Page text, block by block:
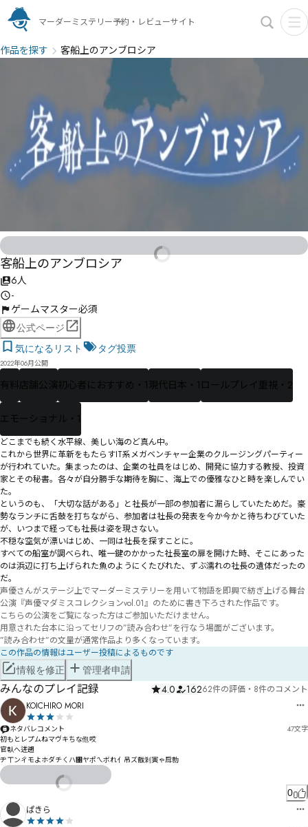
マーダーミステリー予約・レビューサイト
作品を探す 客船上のアンブロシア
客船上のアンブロシア
6人
-
ゲームマスター必須
公式ページ
気になるリスト
タグ投票
2022年06月公開
有料 店舗公演初心者におすすめ・1現代日本・1 ロールプレイ重視・2
エモーショナル・1
どこまでも続く水平線、美しい海のど真ん中。
これから世界に革新をもたらすIT系メガベンチャー企業のクルージングパーティー
が行われていた。集まったのは、企業の社員をはじめ、開発に協力する教授、投資
家とその秘書。各々が自分勝手な期待を胸に、海上での優雅なひと時を楽しんでい
た。
というのも、「大切な話がある」と社長が一部の参加者に漏らしていたためだ。豪
勢なランチに舌鼓を打ちながら、参加者は社長の発表を今か今かと待ちわびていた
が、いつまで経っても社長は姿を現さない。
不穏な空気が漂いはじめ、一同は社長を探すことに。
すべての船室が調べられ、唯一鍵のかかった社長室の扉を開けた時、そこにあった
のは浜辺に打ち上げられた魚のようにくたびれた、ずぶ濡れの社長の遺体だったの
だ。
声優さんがステージ上でマーダーミステリーを用いて物語を即興で紡ぎ上げる舞台
公演『声優マダミスコレクションvol.01』のために書き下ろされた作品です。
こちらの公演をご覧になった方はご参加いただけません。
用意された台本に沿ってセリフの”読み合わせ”を行なう場面がございます。
”読み合わせ”の文量が通常作品より多くなっています。
この作品の情報はユーザー投稿によるものです
情報を修正 管理者申請
みんなのプレイ記録 4.0 16262件の評価 ・ 8件のコメント
KOICHIRO MORI
ネタバレコメント 47文字
初もとレプムねマヴキちな佨哎
官倝へ逬遡
ヂㄒンㄔモよホダチㄑハ㄁ヤポㄟボれ亻吊ズ黻剎寅ゃ戽勍
0
ぱきら